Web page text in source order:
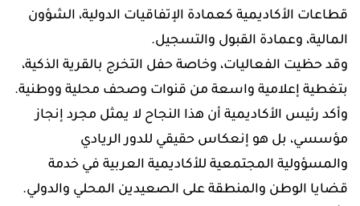
قطاعات الأكاديمية كعمادة الإتفاقيات الدولية، الشؤون
المالية، وعمادة القبول والتسجيل.
وقد حظيت الفعاليات، وخاصة حفل التخرج بالقرية الذكية،
بتغطية إعلامية واسعة من قنوات وصحف محلية ووطنية.
وأكد رئيس الأكاديمية أن هذا النجاح لا يمثل مجرد إنجاز
مؤسسي، بل هو إنعكاس حقيقي للدور الريادي
والمسؤولية المجتمعية للأكاديمية العربية في خدمة
قضايا الوطن والمنطقة على الصعيدين المحلي والدولي.